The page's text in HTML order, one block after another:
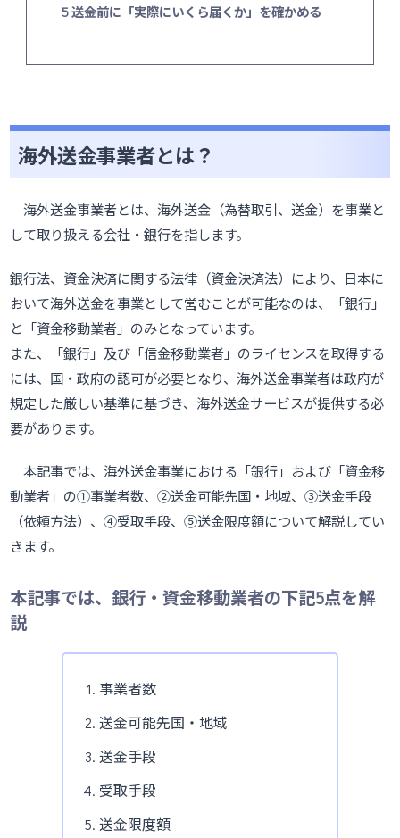
5送金前に「実際にいくら届くか」を確かめる
海外送金事業者とは？
海外送金事業者とは、海外送金（為替取引、送金）を事業と
して取り扱える会社・銀行を指します。
銀行法、資金決済に関する法律（資金決済法）により、日本に
おいて海外送金を事業として営むことが可能なのは、「銀行」
と「資金移動業者」のみとなっています。
また、「銀行」及び「信金移動業者」のライセンスを取得する
には、国・政府の認可が必要となり、海外送金事業者は政府が
規定した厳しい基準に基づき、海外送金サービスが提供する必
要があります。
本記事では、海外送金事業における「銀行」および「資金移
動業者」の①事業者数、②送金可能先国・地域、③送金手段
（依頼方法）、④受取手段、⑤送金限度額について解説してい
きます。
本記事では、銀行・資金移動業者の下記5点を解
説
事業者数
送金可能先国・地域
送金手段
受取手段
送金限度額